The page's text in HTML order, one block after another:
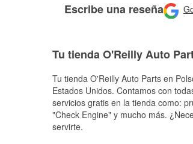
Escribe una reseña
Tu tienda O'Reilly Auto
Tu tienda O'Reilly Auto Parts en
Estados Unidos. Contamos con
servicios gratis en la tienda como:
"Check Engine" y mucho más.
servirte.